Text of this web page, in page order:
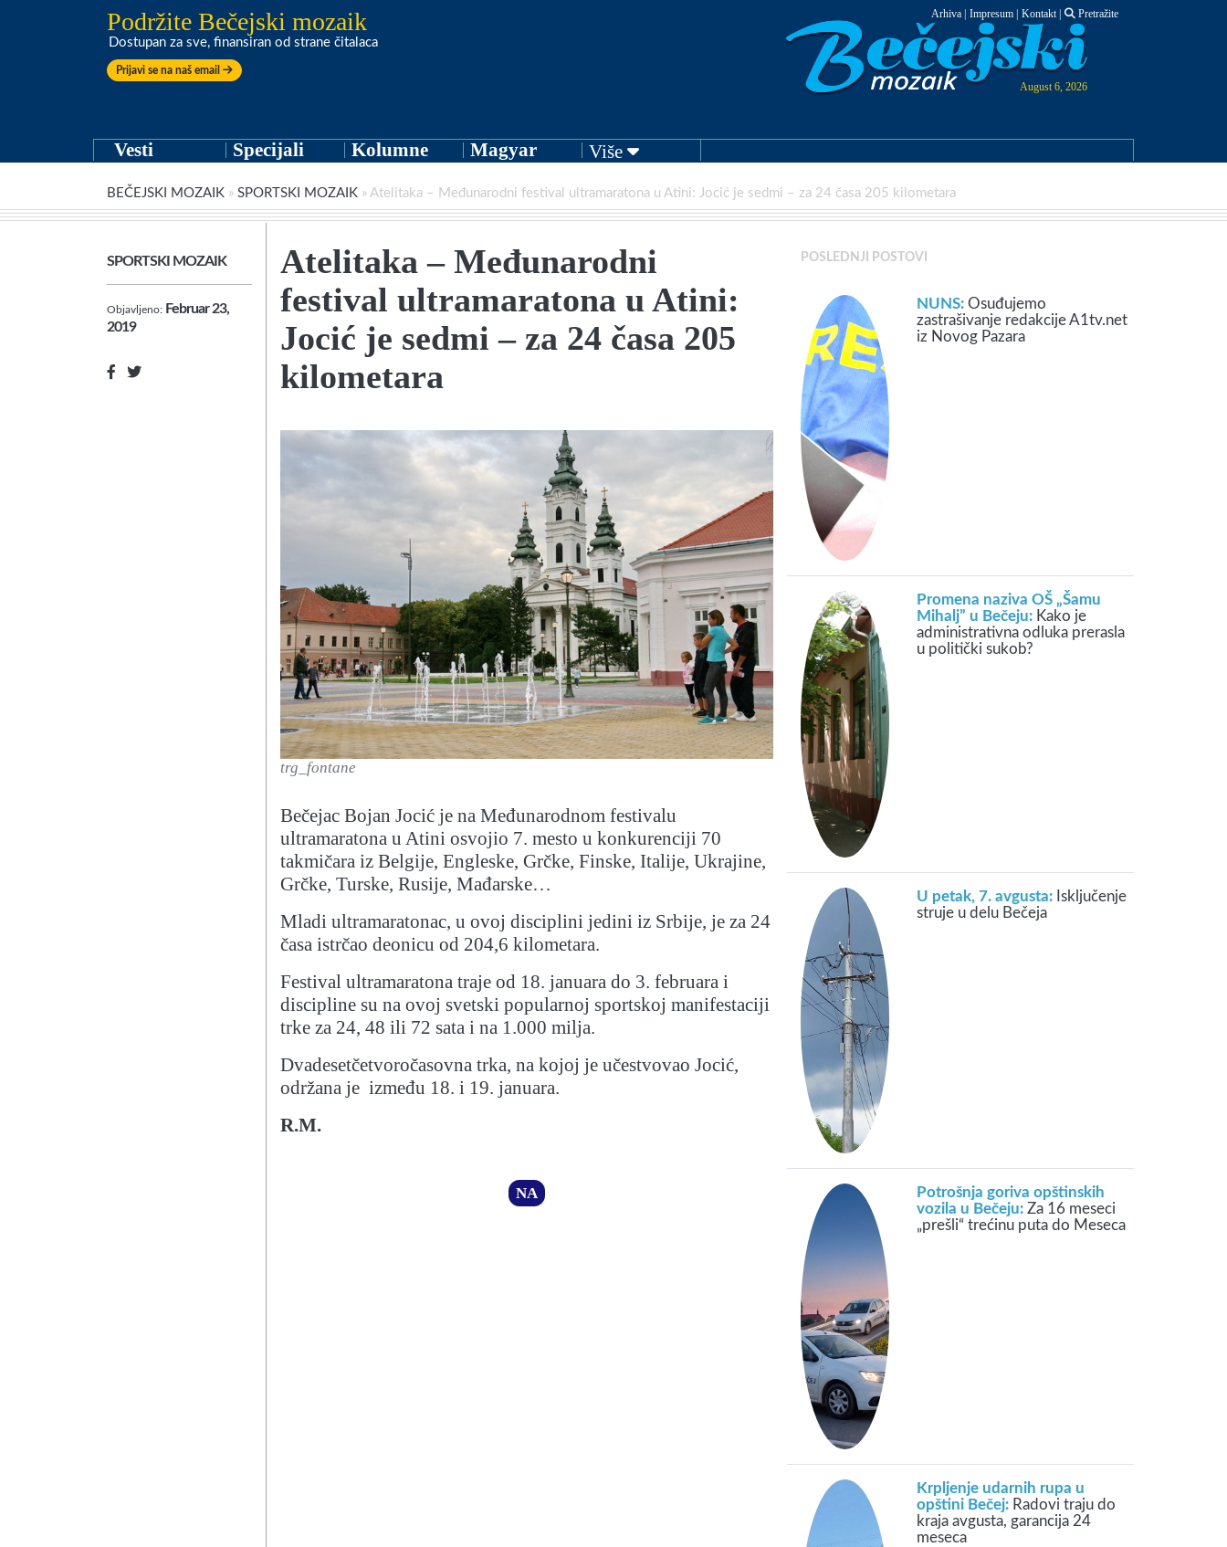
Podržite Bečejski mozaik
Dostupan za sve, finansiran od strane čitalaca
Prijavi se na naš email
Arhiva Impresum Kontakt| Pretražite
August 6, 2026
Vesti Specijali Kolumne Magyar Više
BEČEJSKI MOZAIK » SPORTSKI MOZAIK » Atelitaka – Međunarodni festival ultramaratona u Atini: Jocić je sedmi – za 24 časa 205 kilometara
SPORTSKI MOZAIK
Objavljeno: Februar 23,
2019
Atelitaka – Međunarodni
festival ultramaratona u Atini:
Jocić je sedmi – za 24 časa 205
kilometara
trg_fontane
Bečejac Bojan Jocić je na Međunarodnom festivalu
ultramaratona u Atini osvojio 7. mesto u konkurenciji 70
takmičara iz Belgije, Engleske, Grčke, Finske, Italije, Ukrajine,
Grčke, Turske, Rusije, Mađarske…
Mladi ultramaratonac, u ovoj disciplini jedini iz Srbije, je za 24
časa istrčao deonicu od 204,6 kilometara.
Festival ultramaratona traje od 18. januara do 3. februara i
discipline su na ovoj svetski popularnoj sportskoj manifestaciji
trke za 24, 48 ili 72 sata i na 1.000 milja.
Dvadesetčetvoročasovna trka, na kojoj je učestvovao Jocić,
održana je između 18. i 19. januara.
R.M.
NA
POSLEDNJI POSTOVI
NUNS: Osuđujemo
zastrašivanje redakcije A1tv.net
iz Novog Pazara
Promena naziva OŠ „Šamu
Mihalj” u Bečeju: Kako je
administrativna odluka prerasla
u politički sukob?
U petak, 7. avgusta: Isključenje
struje u delu Bečeja
Potrošnja goriva opštinskih
vozila u Bečeju: Za 16 meseci
„prešli“ trećinu puta do Meseca
Krpljenje udarnih rupa u
opštini Bečej: Radovi traju do
kraja avgusta, garancija 24
meseca